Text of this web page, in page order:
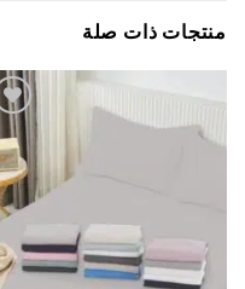
ذات صلة
اضف
الي
المفضلة